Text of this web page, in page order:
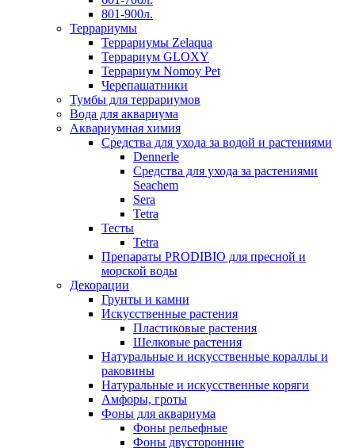
801-900л.
Террариумы
Террариумы Zelaqua
Террариум GLOXY
Террариум Nomoy Pet
Черепашатники
Тумбы для террариумов
Вода для аквариума
Аквариумная химия
Средства для ухода за водой и растениями
Dennerle
Средства для ухода за растениями
Seachem
Sera
Tetra
Тесты
Tetra
Препараты PRODIBIO для пресной и
морской воды
Декорации
Грунты и камни
Искусственные растения
Пластиковые растения
Шелковые растения
Натуральные и искусственные кораллы и
раковины
Натуральные и искусственные коряги
Амфоры, гроты
Фоны для аквариума
Фоны рельефные
Фоны двусторонние